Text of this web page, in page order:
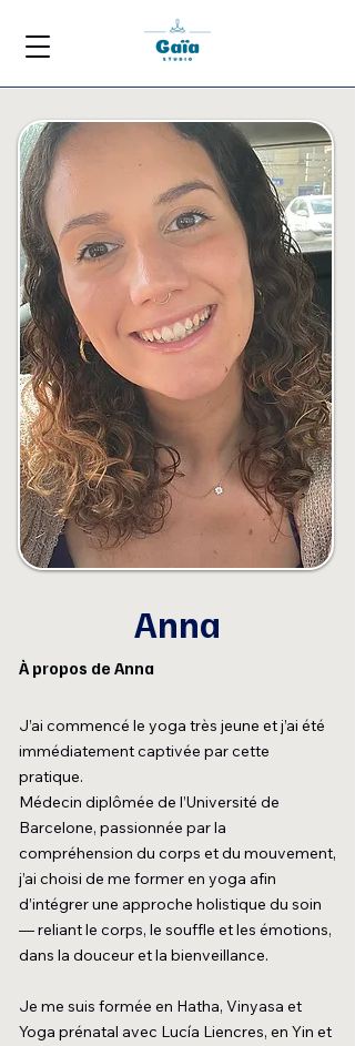
Anna
À propos de Anna
J’ai commencé le yoga très jeune et j’ai été
immédiatement captivée par cette
pratique.
Médecin diplômée de l’Université de
Barcelone, passionnée par la
compréhension du corps et du mouvement,
j’ai choisi de me former en yoga afin
d’intégrer une approche holistique du soin
— reliant le corps, le souffle et les émotions,
dans la douceur et la bienveillance.
Je me suis formée en Hatha, Vinyasa et
Yoga prénatal avec Lucía Liencres, en Yin et